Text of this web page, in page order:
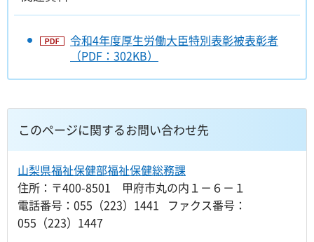
令和4年度厚生労働大臣特別表彰被表彰者
（PDF：302KB）
このページに関するお問い合わせ先
山梨県福祉保健部福祉保健総務課
住所：〒400-8501 甲府市丸の内１－６－１
電話番号：055（223）1441 ファクス番号：
055（223）1447